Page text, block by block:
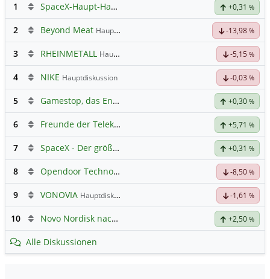
1
SpaceX-Haupt-Hauptforum +0,31 %
2 Beyond Meat Hauptdiskussion -13,98 %
3 RHEINMETALL Hauptdiskussion -5,15 %
4 NIKE Hauptdiskussion -0,03 %
5 Gamestop, das Ende naht +0,30 %
6 Freunde der Telekom +5,71 %
7 SpaceX - Der größte IPO der Geschichte +0,31 %
8 Opendoor Technologies -8,50 %
9 VONOVIA Hauptdiskussion -1,61 %
10 Novo Nordisk nach Split +2,50 %
Alle Diskussionen